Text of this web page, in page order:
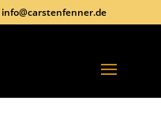
info@carstenfenner.de